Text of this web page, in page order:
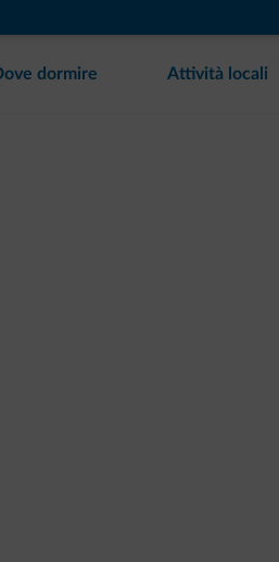
dormire Attività locali